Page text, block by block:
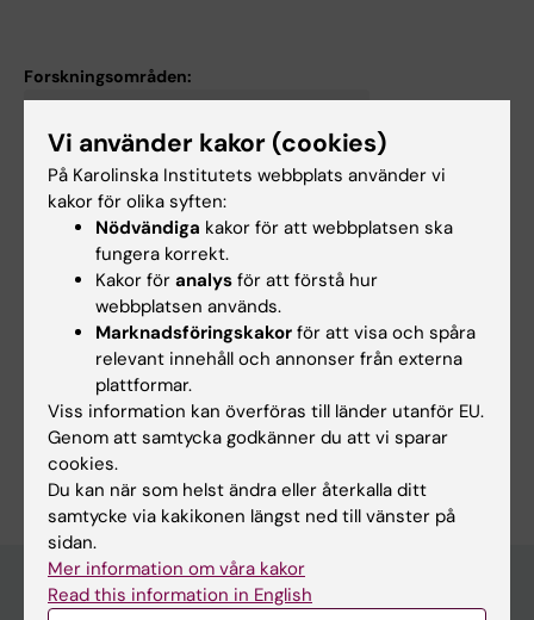
Forskningsområden:
Lungmedicin och allergi
Forskningsämnen:
Astma
Bronkutvidgning
Cellodlingsmetoder
Kroniskt obstruktiv lungsjukdom
Upphostning
Tekniker och metoder:
Bronkoskopi
Cellodlingsmetoder
Flödescytometri
Immunologiska metoder
Kontrollerade kliniska prövningar som ämne
Är du Apostolos Bossios?
Redigera din profil
Vi använder kakor (cookies)
På Karolinska Institutets webbplats använder vi
kakor för olika syften:
Nödvändiga kakor för att webbplatsen ska
fungera korrekt.
Kakor för analys för att förstå hur
webbplatsen används.
Marknadsföringskakor för att visa och spåra
relevant innehåll och annonser från externa
plattformar.
Viss information kan överföras till länder utanför EU.
Genom att samtycka godkänner du att vi sparar
cookies.
Du kan när som helst ändra eller återkalla ditt
samtycke via kakikonen längst ned till vänster på
sidan.
Mer information om våra kakor
Read this information in English